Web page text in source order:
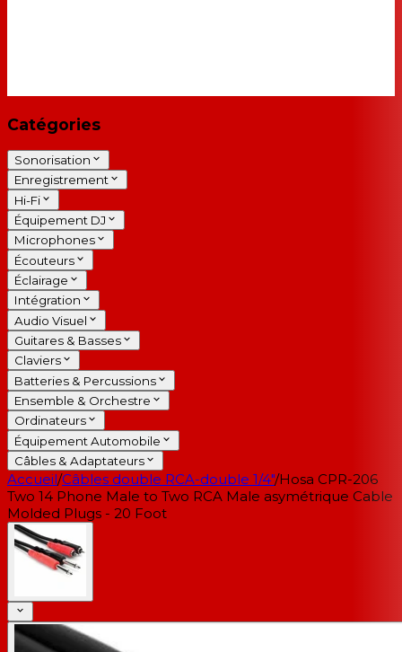
Catégories
Sonorisation
Enregistrement
Hi-Fi
Équipement DJ
Microphones
Écouteurs
Éclairage
Intégration
Audio Visuel
Guitares & Basses
Claviers
Batteries & Percussions
Ensemble & Orchestre
Ordinateurs
Équipement Automobile
Câbles & Adaptateurs
Accueil/Câbles double RCA-double 1/4"/Hosa CPR-206
Two 14 Phone Male to Two RCA Male asymétrique Cable
Molded Plugs - 20 Foot